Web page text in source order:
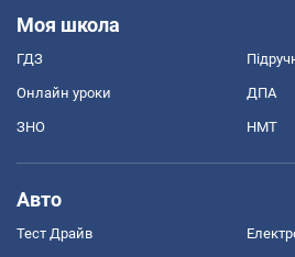
Моя школа
ГДЗ
Онлайн уроки ДПА
ЗНО НМТ
Авто
Тест Драйв